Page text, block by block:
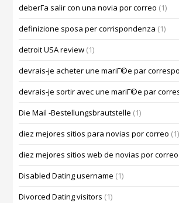
deberГ­a salir con una novia por correo (1)
definizione sposa per corrispondenza (1)
detroit USA review (1)
devrais-je acheter une mariГ©e par
devrais-je sortir avec une mariГ©e par
Die Mail -Bestellungsbrautstelle (1)
diez mejores sitios para novias por correo (1)
diez mejores sitios web de novias por correo
Disabled Dating username (1)
Divorced Dating visitors (1)